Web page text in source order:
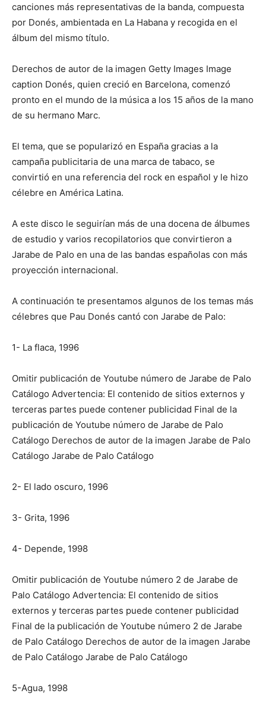
canciones más representativas de la banda, compuesta
por Donés, ambientada en La Habana y recogida en el
álbum del mismo título.
Derechos de autor de la imagen Getty Images Image
caption Donés, quien creció en Barcelona, comenzó
pronto en el mundo de la música a los 15 años de la mano
de su hermano Marc.
El tema, que se popularizó en España gracias a la
campaña publicitaria de una marca de tabaco, se
convirtió en una referencia del rock en español y le hizo
célebre en América Latina.
A este disco le seguirían más de una docena de álbumes
de estudio y varios recopilatorios que convirtieron a
Jarabe de Palo en una de las bandas españolas con más
proyección internacional.
A continuación te presentamos algunos de los temas más
célebres que Pau Donés cantó con Jarabe de Palo:
1- La flaca, 1996
Omitir publicación de Youtube número de Jarabe de Palo
Catálogo Advertencia: El contenido de sitios externos y
terceras partes puede contener publicidad Final de la
publicación de Youtube número de Jarabe de Palo
Catálogo Derechos de autor de la imagen Jarabe de Palo
Catálogo Jarabe de Palo Catálogo
2- El lado oscuro, 1996
3- Grita, 1996
4- Depende, 1998
Omitir publicación de Youtube número 2 de Jarabe de
Palo Catálogo Advertencia: El contenido de sitios
externos y terceras partes puede contener publicidad
Final de la publicación de Youtube número 2 de Jarabe
de Palo Catálogo Derechos de autor de la imagen Jarabe
de Palo Catálogo Jarabe de Palo Catálogo
5-Agua, 1998